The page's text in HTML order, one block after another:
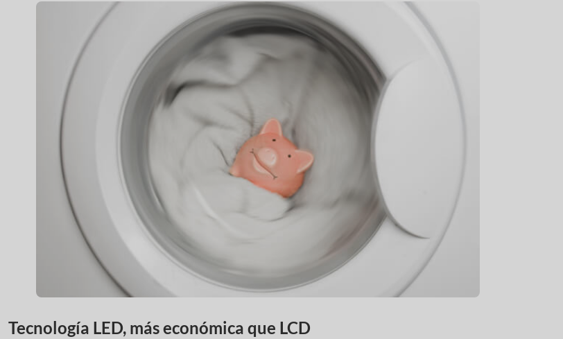
Tecnología LED, más económica que LCD